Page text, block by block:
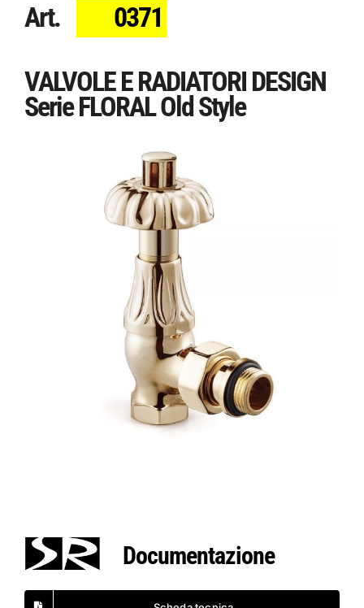
Art. 0371
VALVOLE E RADIATORI DESIGN
Serie FLORAL Old Style
Documentazione